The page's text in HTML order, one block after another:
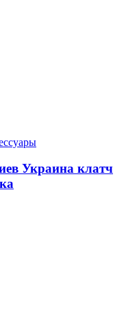
Украина клатч